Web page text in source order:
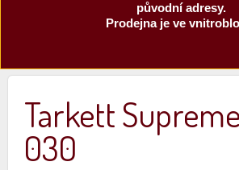
původní adresy.
Prodejna je ve
Tarkett
030